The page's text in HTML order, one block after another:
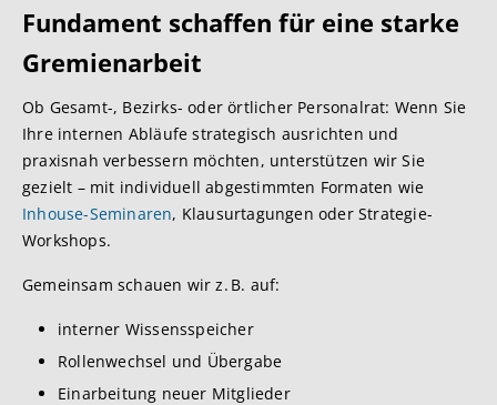
Fundament schaffen für eine starke
Gremienarbeit
Ob Gesamt-, Bezirks- oder örtlicher Personalrat: Wenn Sie
Ihre internen Abläufe strategisch ausrichten und
praxisnah verbessern möchten, unterstützen wir Sie
gezielt – mit individuell abgestimmten Formaten wie
Inhouse-Seminaren, Klausurtagungen oder Strategie-
Workshops.
Gemeinsam schauen wir z. B. auf:
interner Wissensspeicher
Rollenwechsel und Übergabe
Einarbeitung neuer Mitglieder